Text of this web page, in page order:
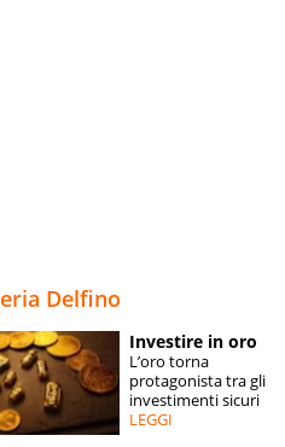
SPECIALI
ESPERTI
Delfino
Investire in oro
L’oro torna
protagonista tra gli
investimenti sicuri
LEGGI